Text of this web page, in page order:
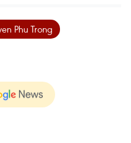
Phu Trong